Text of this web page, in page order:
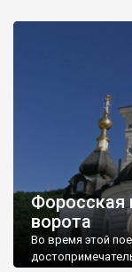
Форосская
ворота
Во время этой